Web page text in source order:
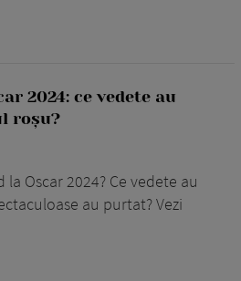
2024: ce vedete au
roșu?
Oscar 2024? Ce vedete au
au purtat? Vezi